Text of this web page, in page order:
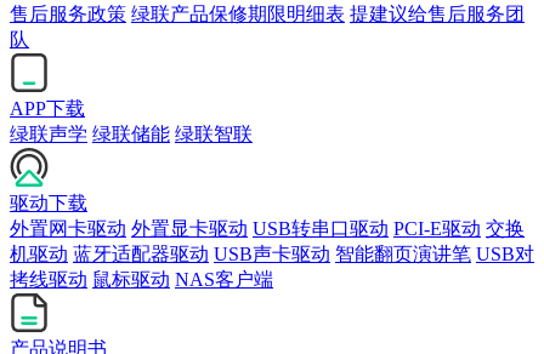
售后服务政策 绿联产品保修期限明细表 提建议给售后服务团
队
APP下载
绿联声学 绿联储能 绿联智联
驱动下载
外置网卡驱动 外置显卡驱动 USB转串口驱动 PCI-E驱动 交换
机驱动 蓝牙适配器驱动 USB声卡驱动 智能翻页演讲笔 USB对
拷线驱动 鼠标驱动 NAS客户端
产品说明书